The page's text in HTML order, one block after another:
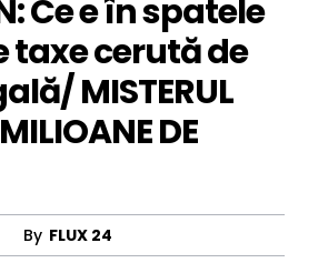
Ce e în spatele
taxe cerută de
MISTERUL
DE
By FLUX 24